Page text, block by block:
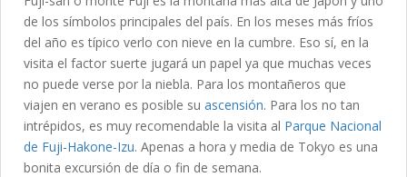
de los símbolos principales del país. En los meses más fríos
del año es típico verlo con nieve en la cumbre. Eso sí, en la
visita el factor suerte jugará un papel ya que muchas veces
no puede verse por la niebla. Para los montañeros que
viajen en verano es posible su ascensión. Para los no tan
intrépidos, es muy recomendable la visita al Parque Nacional
de Fuji-Hakone-Izu. Apenas a hora y media de Tokyo es una
bonita excursión de día o fin de semana.